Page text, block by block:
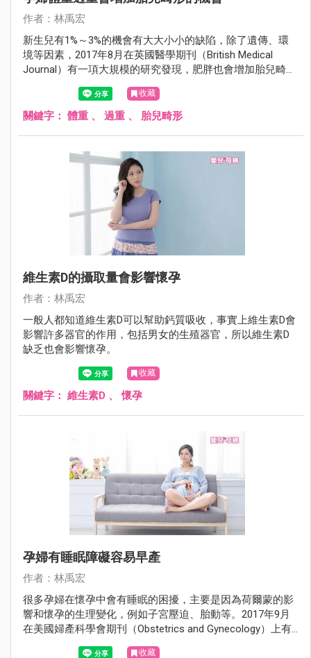
作者：林禹宏
新生兒有1%～3%的機會有大大小小的缺陷，除了遺傳、環
境等因素，2017年8月在英國醫學期刊（British Medical
Journal）有一項大規模的研究發現，肥胖也會增加胎兒畸形
收藏
關鍵字： 體重 、 過重 、 胎兒畸形
維生素D的攝取量會影響懷孕
作者：林禹宏
一般人都知道維生素D可以幫助鈣質吸收，事實上維生素D會
影響許多器官的作用，包括男女的生殖器官，所以維生素D
缺乏也會影響懷孕。
收藏
關鍵字： 維生素D 、懷孕
孕婦有睡眠障礙容易早產
作者：林禹宏
很多孕婦在懷孕中會有睡眠的困擾，主要是因為荷爾蒙的影
響和懷孕的生理變化，例如子宮壓迫、胎動等。2017年9月
在美國婦產科學會期刊（Obstetrics and Gynecology）上有
一項研究發現，有睡眠障礙的孕婦早產的機會比較高。
收藏